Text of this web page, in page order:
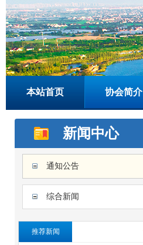
本站首页 协会简介
新闻中心
通知公告
综合新闻
推荐新闻